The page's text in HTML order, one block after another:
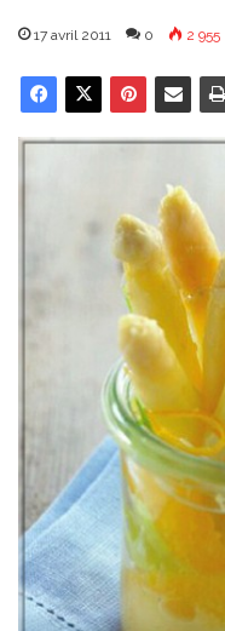
17 avril 2011 0 2 955